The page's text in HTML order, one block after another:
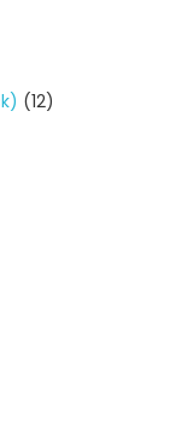
(12)